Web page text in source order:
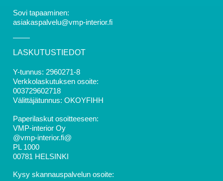
Sovi tapaaminen:
asiakaspalvelu@vmp-interior.fi
LASKUTUSTIEDOT
Y-tunnus: 2960271-8
Verkkolaskutuksen osoite:
003729602718
Välittäjätunnus: OKOYFIHH
Paperilaskut osoitteeseen:
VMP-interior Oy
@vmp-interior.fi@
PL 1000
00781 HELSINKI
Kysy skannauspalvelun osoite: